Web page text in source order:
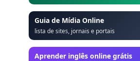
Guia de Mídia Online
lista de sites, jornais e portais
Aprender inglês online grátis